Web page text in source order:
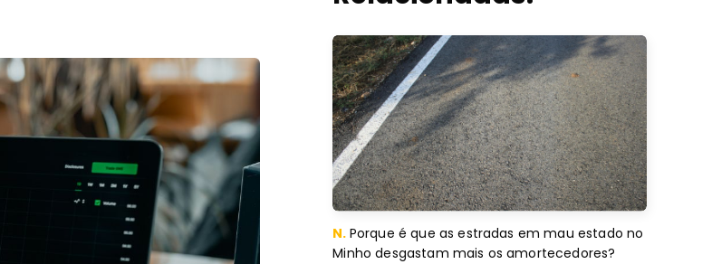
N. Porque é que as estradas em mau estado no
Minho desgastam mais os amortecedores?